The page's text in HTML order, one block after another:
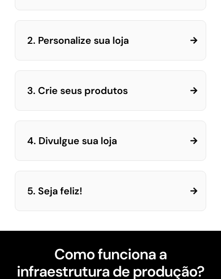
2. Personalize sua loja
3. Crie seus produtos
4. Divulgue sua loja
5. Seja feliz!
Como funciona a
infraestrutura de produção?